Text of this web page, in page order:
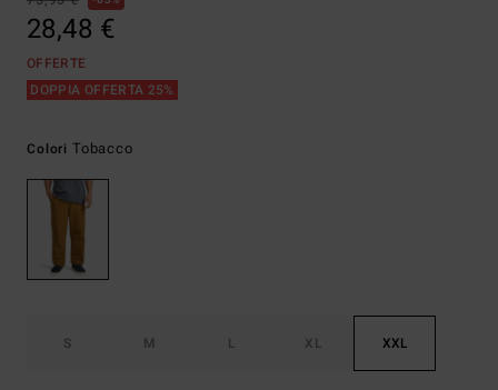
28,48 €
OFFERTE
DOPPIA OFFERTA 25%
Colori Tobacco
S M L XL XXL